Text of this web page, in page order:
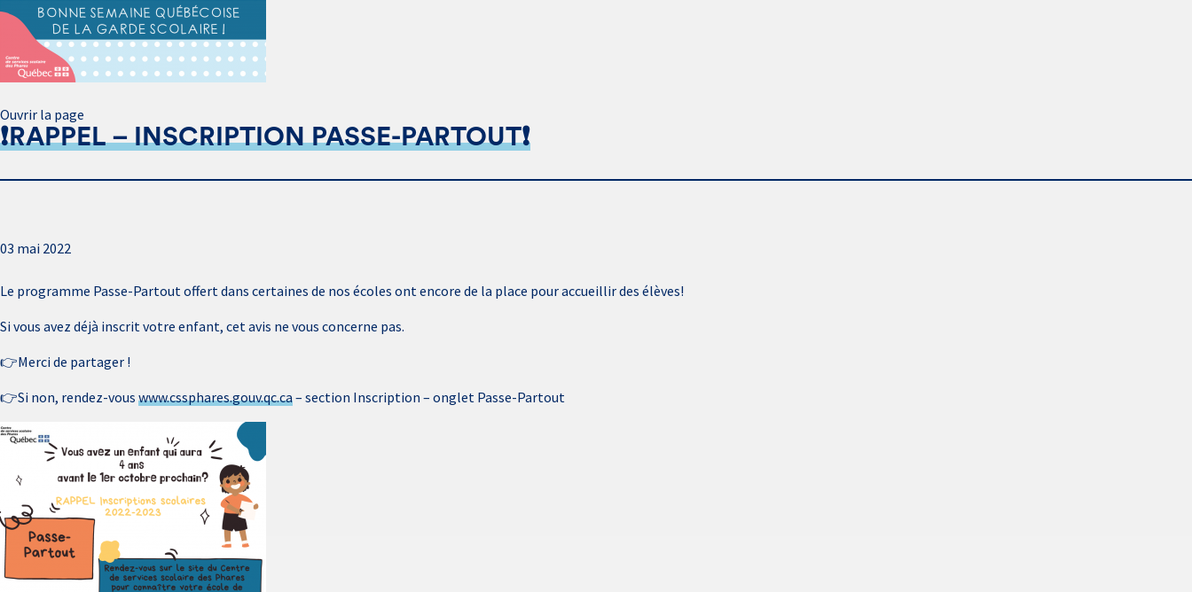
Ouvrir la page
❗️RAPPEL – INSCRIPTION PASSE-PARTOUT❗️
03 mai 2022
Le programme Passe-Partout offert dans certaines de nos écoles ont encore de la place pour accueillir des élèves!
Si vous avez déjà inscrit votre enfant, cet avis ne vous concerne pas.
👉Merci de partager !
👉Si non, rendez-vous www.cssphares.gouv.qc.ca– section Inscription – onglet Passe-Partout